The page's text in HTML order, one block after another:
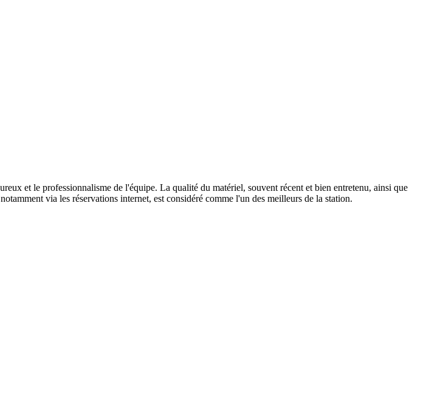
et le professionnalisme de l'équipe. La qualité du matériel, souvent récent et bien entretenu, ainsi que
via les réservations internet, est considéré comme l'un des meilleurs de la station.